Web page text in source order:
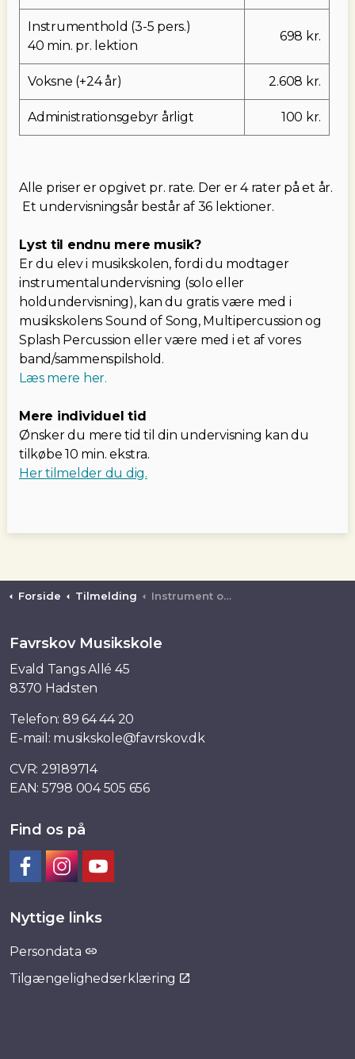
Instrumenthold (3-5 pers.)
40 min. pr. lektion
698 kr.
Voksne (+24 år) 2.608 kr.
Administrationsgebyr årligt 100 kr.
Alle priser er opgivet pr. rate. Der er 4 rater på et år.
Et undervisningsår består af 36 lektioner.
Lyst til endnu mere musik?
Er du elev i musikskolen, fordi du modtager
instrumentalundervisning (solo eller
holdundervisning), kan du gratis være med i
musikskolens Sound of Song, Multipercussion og
Splash Percussion eller være med i et af vores
band/sammenspilshold.
Læs mere her.
Mere individuel tid
Ønsker du mere tid til din undervisning kan du
tilkøbe 10 min. ekstra.
Her tilmelder du dig.
Forside Tilmelding Instrument og sang
Favrskov Musikskole
Evald Tangs Allé 45
8370 Hadsten
Telefon: 89 64 44 20
E-mail: musikskole@favrskov.dk
CVR: 29189714
EAN: 5798 004 505 656
Find os på
Nyttige links
Persondata
Tilgængelighedserklæring